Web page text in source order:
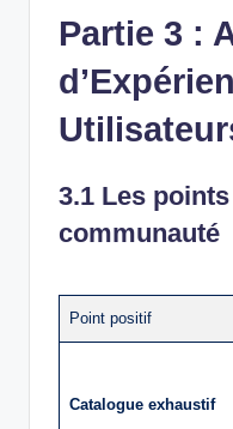
Partie 3 :
3.1 Les
communauté
Point positif
Catalogue exhaustif